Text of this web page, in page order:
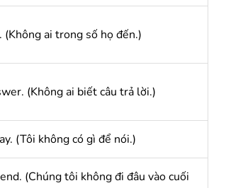
ai trong số họ đến.)
(Không ai biết câu trả lời.)
(Tôi không có gì để nói.)
(Chúng tôi không đi đâu vào cuối